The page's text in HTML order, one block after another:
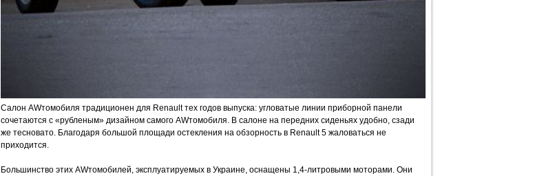
Салон AWтомобиля традиционен для Renault тех годов выпуска: угловатые линии приборной панели
сочетаются с «рубленым» дизайном самого AWтомобиля. В салоне на передних сиденьях удобно, сзади
же тесновато. Благодаря большой площади остекления на обзорность в Renault 5 жаловаться не
приходится.
Большинство этих AWтомобилей, эксплуатируемых в Украине, оснащены 1,4-литровыми моторами. Они